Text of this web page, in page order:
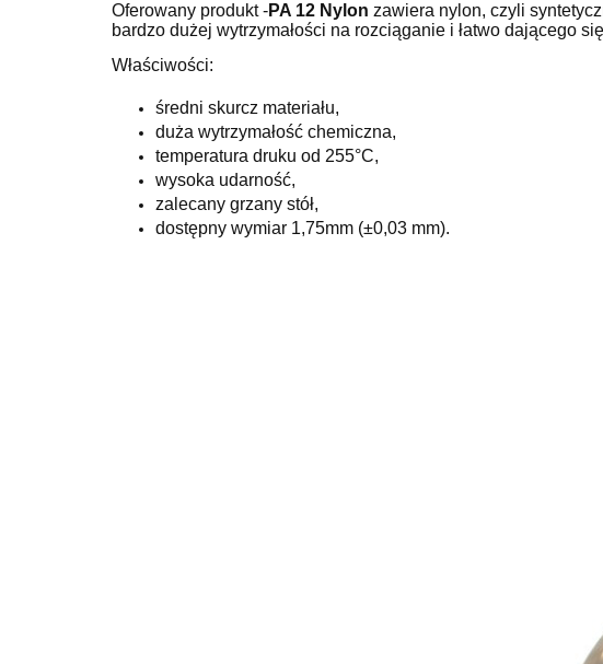
Oferowany produkt -PA 12 Nylon zawiera nylon, czyli
bardzo dużej wytrzymałości na rozciąganie i łatwo dającego
Właściwości:
średni skurcz materiału,
duża wytrzymałość chemiczna,
temperatura druku od 255°C,
wysoka udarność,
zalecany grzany stół,
dostępny wymiar 1,75mm (±0,03 mm).